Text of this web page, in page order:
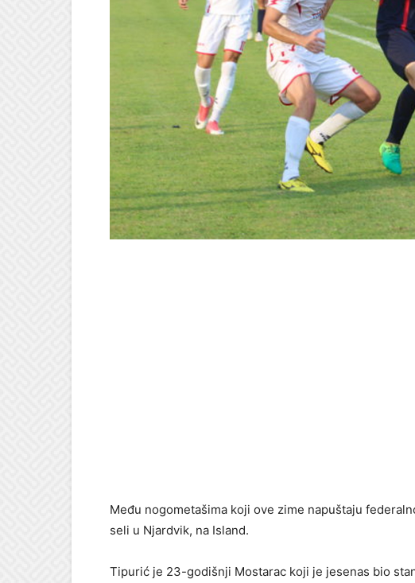
Među nogometašima koji ove zime napuštaju
seli u Njardvik, na Island.
Tipurić je 23-godišnji Mostarac koji je jesenas bio